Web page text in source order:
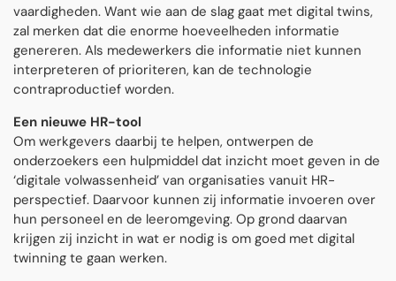
vaardigheden. Want wie aan de slag gaat met digital twins,
zal merken dat die enorme hoeveelheden informatie
genereren. Als medewerkers die informatie niet kunnen
interpreteren of prioriteren, kan de technologie
contraproductief worden.
Een nieuwe HR-tool
Om werkgevers daarbij te helpen, ontwerpen de
onderzoekers een hulpmiddel dat inzicht moet geven in de
‘digitale volwassenheid’ van organisaties vanuit HR-
perspectief. Daarvoor kunnen zij informatie invoeren over
hun personeel en de leeromgeving. Op grond daarvan
krijgen zij inzicht in wat er nodig is om goed met digital
twinning te gaan werken.